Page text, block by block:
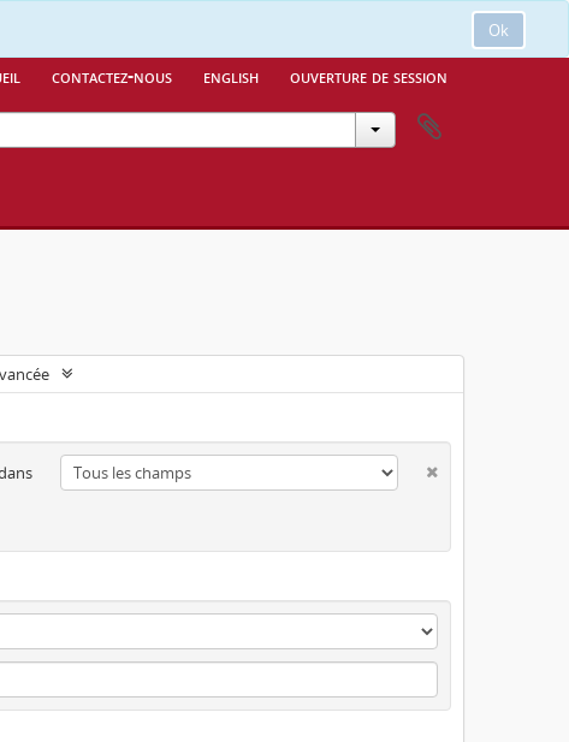
Ok
contactez-nous english ouverture de session